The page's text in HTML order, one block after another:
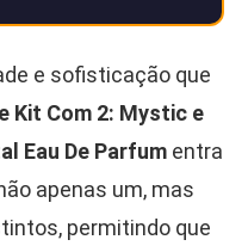
e sofisticação que
Kit Com 2: Mystic e
Eau De Parfum entra
apenas um, mas
permitindo que